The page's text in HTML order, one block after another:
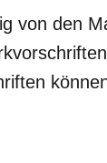
von den